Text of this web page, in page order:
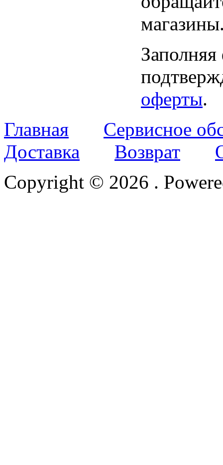
оферты.
Главная
Сервисное
Доставка
Возврат
Copyright © 2026 .